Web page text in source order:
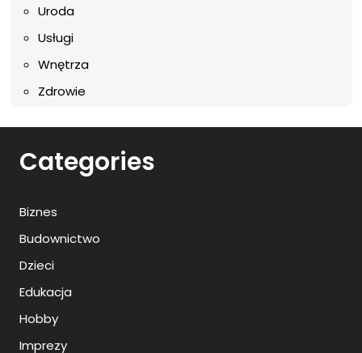
Uroda
Usługi
Wnętrza
Zdrowie
Categories
Biznes
Budownictwo
Dzieci
Edukacja
Hobby
Imprezy